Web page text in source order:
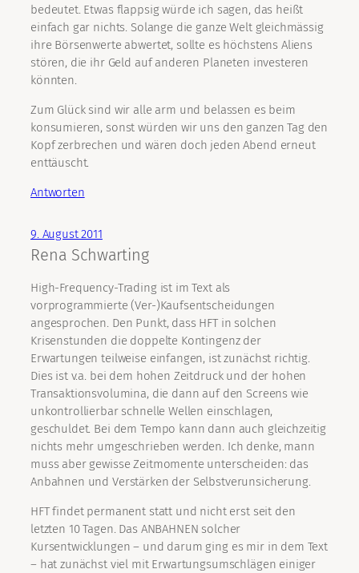
bedeutet. Etwas flappsig würde ich sagen, das heißt
einfach gar nichts. Solange die ganze Welt gleichmässig
ihre Börsenwerte abwertet, sollte es höchstens Aliens
stören, die ihr Geld auf anderen Planeten investeren
könnten.
Zum Glück sind wir alle arm und belassen es beim
konsumieren, sonst würden wir uns den ganzen Tag den
Kopf zerbrechen und wären doch jeden Abend erneut
enttäuscht.
Antworten
9. August 2011
Rena Schwarting
High-Frequency-Trading ist im Text als
vorprogrammierte (Ver-)Kaufsentscheidungen
angesprochen. Den Punkt, dass HFT in solchen
Krisenstunden die doppelte Kontingenz der
Erwartungen teilweise einfangen, ist zunächst richtig.
Dies ist v.a. bei dem hohen Zeitdruck und der hohen
Transaktionsvolumina, die dann auf den Screens wie
unkontrollierbar schnelle Wellen einschlagen,
geschuldet. Bei dem Tempo kann dann auch gleichzeitig
nichts mehr umgeschrieben werden. Ich denke, mann
muss aber gewisse Zeitmomente unterscheiden: das
Anbahnen und Verstärken der Selbstverunsicherung.
HFT findet permanent statt und nicht erst seit den
letzten 10 Tagen. Das ANBAHNEN solcher
Kursentwicklungen – und darum ging es mir in dem Text
– hat zunächst viel mit Erwartungsumschlägen einiger